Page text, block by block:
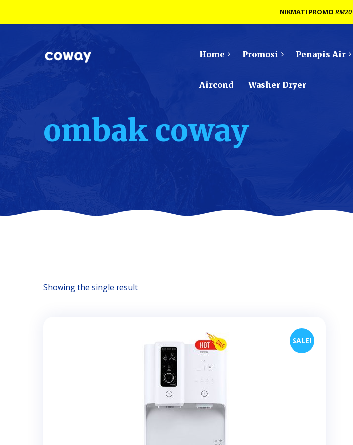
Home Promosi Penapis Air
Aircond Washer Dryer
ombak coway
Showing the single result
SALE!
NIKMATI PROMO RM20